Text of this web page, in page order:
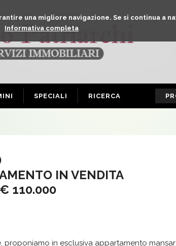
una migliore navigazione. Se si continua a
Informativa completa
SPECIALI RICERCA
IN VENDITA
€ 110.000